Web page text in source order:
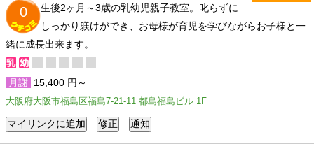
0
生後2ヶ月～3歳の乳幼児親子教室。叱らずに
しっかり躾けができ、お母様が育児を学びながらお子様と一
緒に成長出来ます。
月謝 15,400 円～
大阪府大阪市福島区福島7-21-11 都島福島ビル 1F